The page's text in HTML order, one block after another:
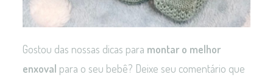
Gostou das nossas dicas para montar o melhor
enxoval para o seu bebê? Deixe seu comentário que